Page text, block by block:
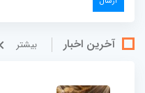
آخرین اخبار بيشتر